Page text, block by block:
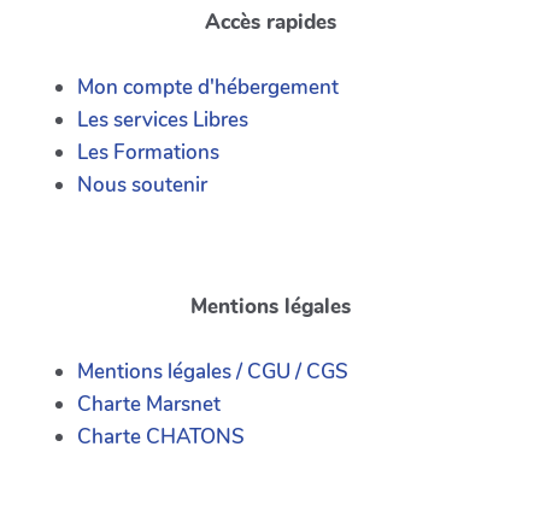
Accès rapides
Mon compte d'hébergement
Les services Libres
Les Formations
Nous soutenir
Mentions légales
Mentions légales / CGU / CGS
Charte Marsnet
Charte CHATONS